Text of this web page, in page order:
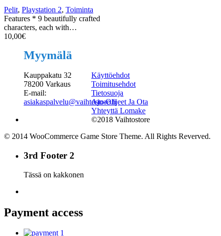
Pelit, Playstation 2, Toiminta
Features * 9 beautifully crafted
characters, each with…
10,00€
Myymälä
Kauppakatu 32
78200 Varkaus
E-mail:
asiakaspalvelu@vaihtostore.fi
Käyttöehdot
Toimitusehdot
Tietosuoja
Ajo-Ohjeet Ja Ota
Yhteyttä Lomake
©2018 Vaihtostore
© 2014 WooCommerce Game Store Theme. All Rights Reverved.
3rd Footer 2
Tässä on kakkonen
Payment access